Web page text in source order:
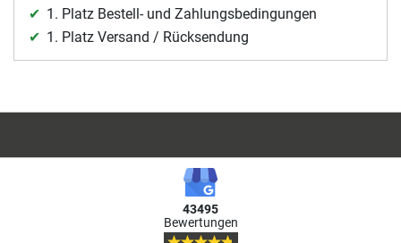
1. Platz Bestell- und Zahlungsbedingungen
1. Platz Versand / Rücksendung
43495
Bewertungen